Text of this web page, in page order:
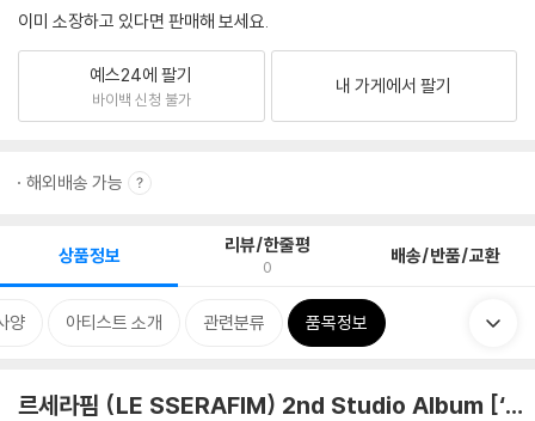
이미 소장하고 있다면 판매해 보세요.
예스24에 팔기
바이백 신청 불가
내 가게에서 팔기
해외배송 가능
상품정보 리뷰/한줄평
0 배송/반품/교환
양 아티스트 소개 관련분류 품목정보
르세라핌 (LE SSERAFIM) 2nd Studio Album [‘PUREFLOW’ pt.1]